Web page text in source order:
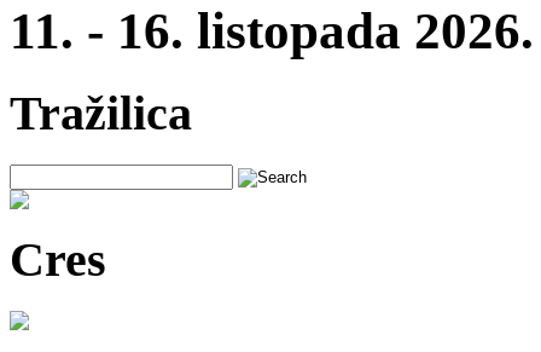
11. - 16. listopada 2026.
Tražilica
Cres